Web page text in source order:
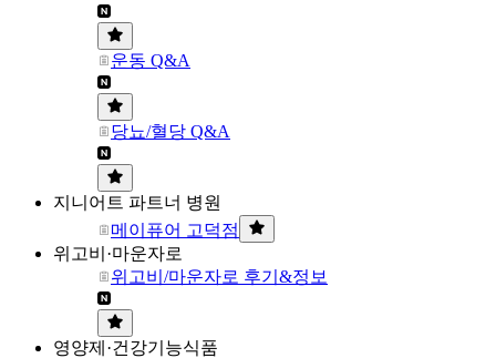
운동 Q&A
당뇨/혈당 Q&A
지니어트 파트너 병원
메이퓨어 고덕점
위고비·마운자로
위고비/마운자로 후기&정보
영양제·건강기능식품